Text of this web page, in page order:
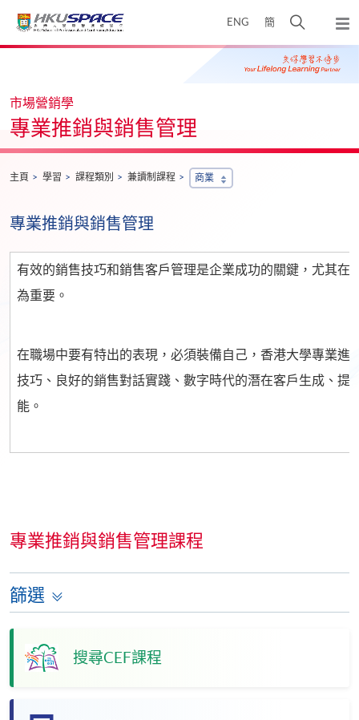
ENG 簡
開
搜
尋
彈
出
主
Main
市場營銷學
專業推銷與銷售管理
主頁 學習 課程類別 兼讀制課程 商業
專業推銷與銷售管理
有效的銷售技巧和銷售客戶管理是企業成功的關鍵，尤其在
為重要。
在職場中要有特出的表現，必須裝備自己，香港大學專業進
技巧、良好的銷售對話實踐、數字時代的潛在客戶生成、
能。
專業推銷與銷售管理課程
篩選
搜尋CEF課程